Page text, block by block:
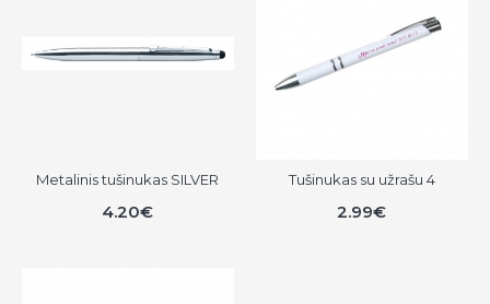
Metalinis tušinukas SILVER
4.20€
Tušinukas su užrašu 4
2.99€